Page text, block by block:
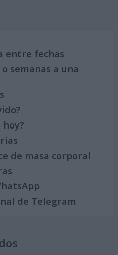
entre fechas
semanas a una
hoy?
de masa corporal
de Telegram